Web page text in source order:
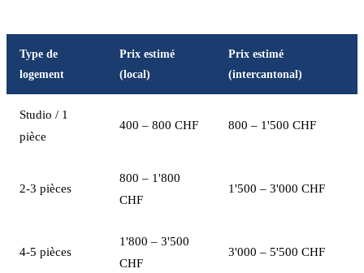
Type de
logement
Prix estimé
(local)
Prix estimé
(intercantonal)
Studio / 1
pièce
400 – 800 CHF 800 – 1'500 CHF
2-3 pièces
800 – 1'800
CHF
1'500 – 3'000 CHF
4-5 pièces
1'800 – 3'500
CHF
3'000 – 5'500 CHF